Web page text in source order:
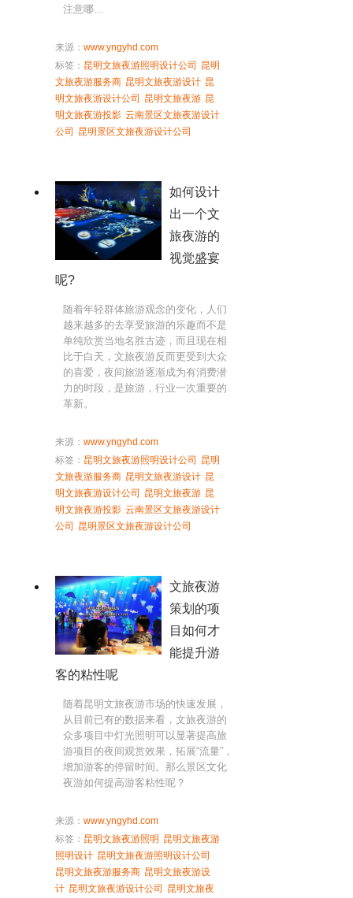
注意哪…
来源： www.yngyhd.com
标签： 昆明文旅夜游照明设计公司 昆明
文旅夜游服务商 昆明文旅夜游设计 昆
明文旅夜游设计公司 昆明文旅夜游 昆
明文旅夜游投影 云南景区文旅夜游设计
公司 昆明景区文旅夜游设计公司
如何设计
出一个文
旅夜游的
视觉盛宴
呢?
随着年轻群体旅游观念的变化，人们
越来越多的去享受旅游的乐趣而不是
单纯欣赏当地名胜古迹，而且现在相
比于白天，文旅夜游反而更受到大众
的喜爱，夜间旅游逐渐成为有消费潜
力的时段，是旅游，行业一次重要的
革新。
来源： www.yngyhd.com
标签： 昆明文旅夜游照明设计公司 昆明
文旅夜游服务商 昆明文旅夜游设计 昆
明文旅夜游设计公司 昆明文旅夜游 昆
明文旅夜游投影 云南景区文旅夜游设计
公司 昆明景区文旅夜游设计公司
文旅夜游
策划的项
目如何才
能提升游
客的粘性呢
随着昆明文旅夜游市场的快速发展，
从目前已有的数据来看，文旅夜游的
众多项目中灯光照明可以显著提高旅
游项目的夜间观赏效果，拓展“流量”，
增加游客的停留时间。那么景区文化
夜游如何提高游客粘性呢？
来源： www.yngyhd.com
标签： 昆明文旅夜游照明 昆明文旅夜游
照明设计 昆明文旅夜游照明设计公司
昆明文旅夜游服务商 昆明文旅夜游设
计 昆明文旅夜游设计公司 昆明文旅夜